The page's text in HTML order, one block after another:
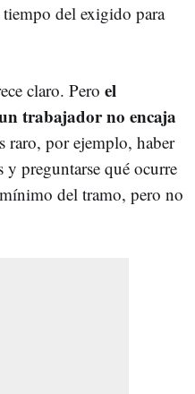
tiempo del exigido para
claro. Pero el
trabajador no encaja
raro, por ejemplo, haber
preguntarse qué ocurre
del tramo, pero no